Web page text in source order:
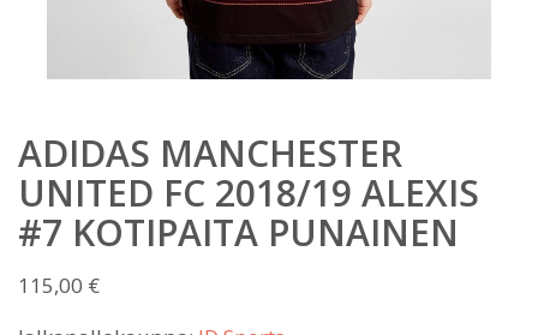
ADIDAS MANCHESTER
UNITED FC 2018/19 ALEXIS
#7 KOTIPAITA PUNAINEN
115,00 €